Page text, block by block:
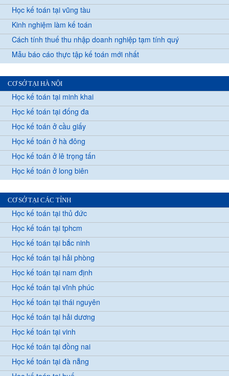
Học kế toán tại vũng tàu
Kinh nghiệm làm kế toán
Cách tính thuế thu nhập doanh nghiệp tạm tính quý
Mẫu báo cáo thực tập kế toán mới nhất
CƠ SỞ TẠI HÀ NỘI
Học kế toán tại minh khai
Học kế toán tại đống đa
Học kế toán ở cầu giấy
Học kế toán ở hà đông
Học kế toán ở lê trọng tấn
Học kế toán ở long biên
CƠ SỞ TẠI CÁC TỈNH
Học kế toán tại thủ đức
Học kế toán tại tphcm
Học kế toán tại bắc ninh
Học kế toán tại hải phòng
Học kế toán tại nam định
Học kế toán tại vĩnh phúc
Học kế toán tại thái nguyên
Học kế toán tại hải dương
Học kế toán tại vinh
Học kế toán tại đồng nai
Học kế toán tại đà nẵng